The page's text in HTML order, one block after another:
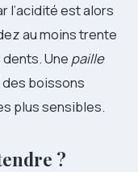
l’acidité est alors
au moins trente
Une paille
boissons
plus sensibles.
?